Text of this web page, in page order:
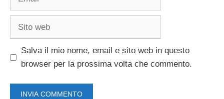
Sito
Salva il mio nome, email e sito web in questo
browser per la prossima volta che commento.